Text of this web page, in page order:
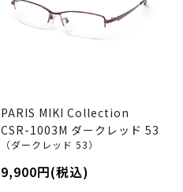
PARIS MIKI Collection
CSR-1003M ダークレッド 53
（ダークレッド 53）
9,900円(税込)